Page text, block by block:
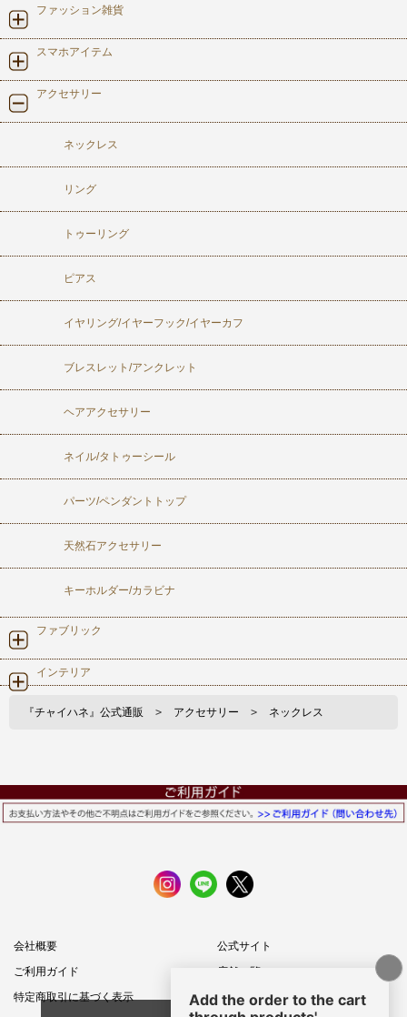
ファッション雑貨
スマホアイテム
アクセサリー
ネックレス
リング
トゥーリング
ピアス
イヤリング/イヤーフック/イヤーカフ
ブレスレット/アンクレット
ヘアアクセサリー
ネイル/タトゥーシール
パーツ/ペンダントトップ
天然石アクセサリー
キーホルダー/カラビナ
ファブリック
インテリア
『チャイハネ』公式通販 > アクセサリー > ネックレス
会社概要
公式サイト
ご利用ガイド
店舗一覧
特定商取引に基づく表示
プライバシーポリシー